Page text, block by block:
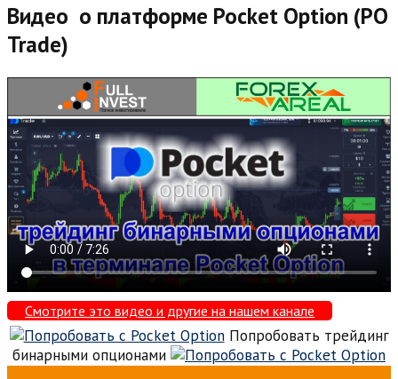
Видео о платформе Pocket Option (PO
Trade)
Смотрите это видео и другие на нашем канале
Попробовать трейдинг
бинарными опционами